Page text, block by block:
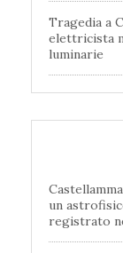
Tragedia a
elettricista
luminarie
un
registrato